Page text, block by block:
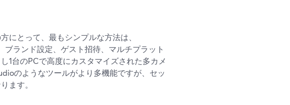
にとって、最もシンプルな方法は、
ランド設定、ゲスト招待、マルチプラット
1台のPCで高度にカスタマイズされた多カメ
のようなツールがより多機能ですが、セッ
ます。